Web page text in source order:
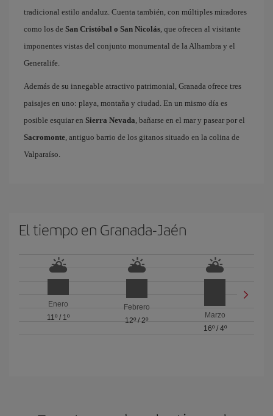
tradicional estilo andaluz. Cuenta también, con múltiples miradores
como los de San Cristóbal o San Nicolás, que ofrecen al visitante
imponentes vistas del conjunto monumental de la Alhambra y el
Generalife.
Además de su innegable atractivo patrimonial, Granada ofrece tres
paisajes en uno: playa, montaña y ciudad. En un mismo día es
posible esquiar en Sierra Nevada, bañarse en el mar y pasear por el
Sacromonte, antiguo barrio de los gitanos situado en la colina de
Valparaíso.
El tiempo en Granada-Jaén
Enero
11º/ 1º
Febrero
12º / 2º
Marzo
16º/ 4º